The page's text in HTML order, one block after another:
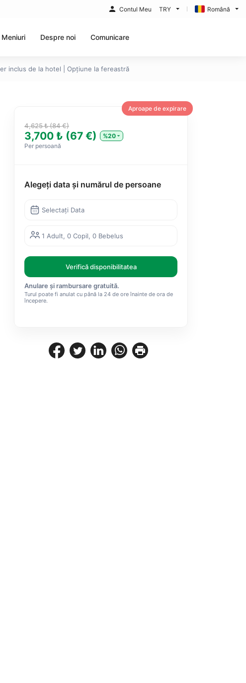
Contul Meu TRY Română
Meniuri Despre noi Comunicare
inclus de la hotel | Opțiune la fereastră
Aproape de expirare
4,625 ₺ (84 €)
3,700 ₺ (67 €)
%20
Per persoană
Alegeți data și numărul de persoane
Selectați Data
1 Adult, 0 Copil, 0 Bebelus
Verifică disponibilitatea
Anulare și rambursare gratuită.
Turul poate fi anulat cu până la 24 de ore înainte de ora de
începere.